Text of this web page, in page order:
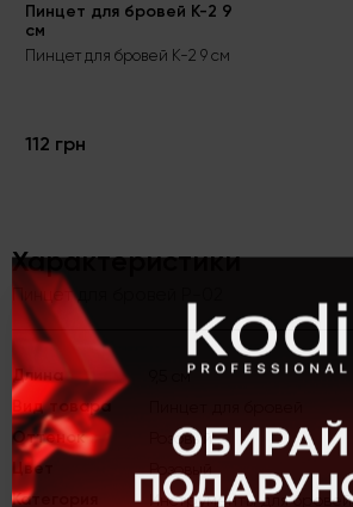
Пинцет для бровей К-2 9
см
Пинцет для бровей К-2 9 см
112 грн
Характеристики
Пинцет для бровей P-02
Длина 9,5 см
Вид товара
Оттенок Розовый
Цвет Розовый
Категория Инструменты для бровей